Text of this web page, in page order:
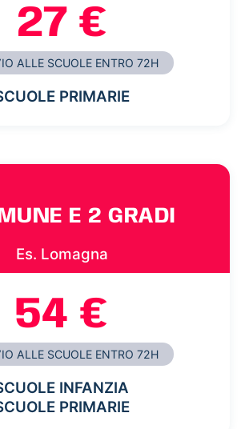
27 €
ALLE SCUOLE ENTRO 72H
PRIMARIE
E 2 GRADI
Es. Lomagna
54 €
ALLE SCUOLE ENTRO 72H
INFANZIA
PRIMARIE